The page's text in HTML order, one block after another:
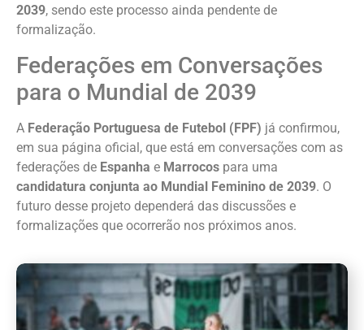
2039, sendo este processo ainda pendente de
formalização.
Federações em Conversações
para o Mundial de 2039
A Federação Portuguesa de Futebol (FPF) já confirmou,
em sua página oficial, que está em conversações com as
federações de Espanha e Marrocos para uma
candidatura conjunta ao Mundial Feminino de 2039. O
futuro desse projeto dependerá das discussões e
formalizações que ocorrerão nos próximos anos.